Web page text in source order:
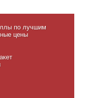
по лучшим
цены